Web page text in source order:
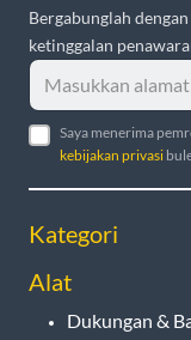
Bergabunglah
ketinggalan
Saya menerima
kebijakan privasi
Kategori
Alat
Dukungan &